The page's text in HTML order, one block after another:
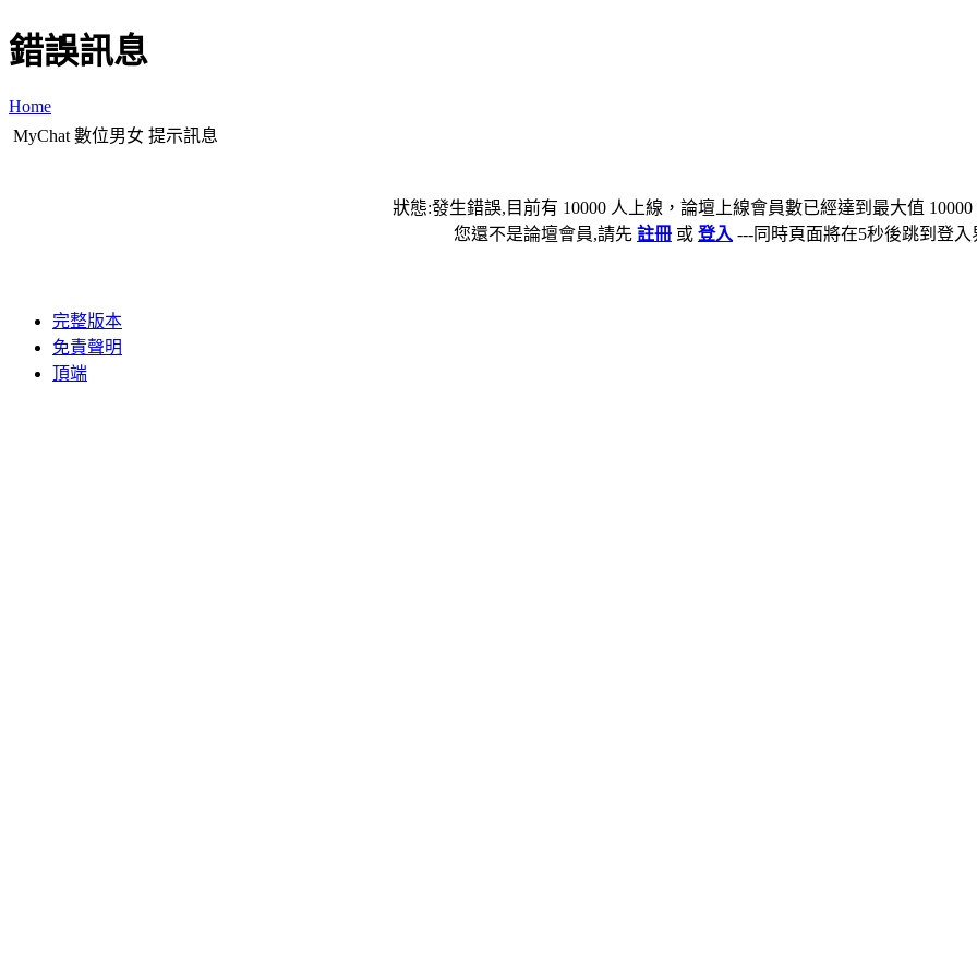
錯誤訊息
Home
MyChat 數位男女 提示訊息
狀態:發生錯誤,目前有 10000 人上線，論壇上線會員數已經達到最大值
您還不是論壇會員,請先 註冊 或 登入 ---同時頁面將在5秒後跳到登入
完整版本
免責聲明
頂端